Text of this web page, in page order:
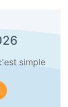
simple